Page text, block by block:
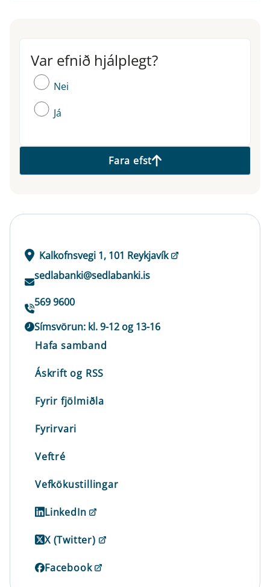
Var efnið hjálplegt?
Var efnið hjálplegt?
Nei
Já
Fara efst
Kalkofnsvegi 1, 101 Reykjavík
sedlabanki@sedlabanki.is
569 9600
Símsvörun: kl. 9-12 og 13-16
Hafa samband
Áskrift og RSS
Fyrir fjölmiðla
Fyrirvari
Veftré
Vefkökustillingar
LinkedIn
X (Twitter)
Facebook